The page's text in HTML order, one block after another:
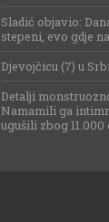
Sladić objavio:
stepeni, evo gdje
Djevojčicu (7) u
Detalji
Namamili ga
ugušili zbog 11.000